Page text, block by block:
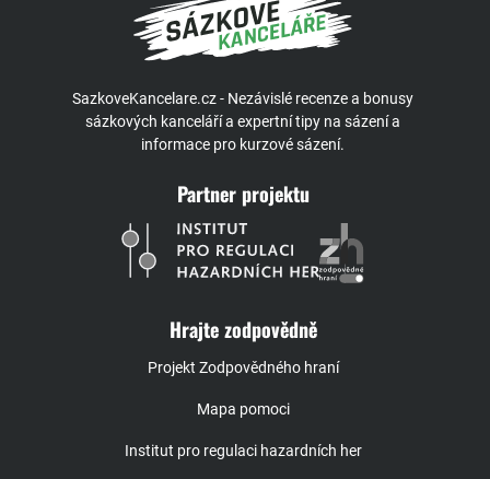
SazkoveKancelare.cz - Nezávislé recenze a bonusy
sázkových kanceláří a expertní tipy na sázení a
informace pro kurzové sázení.
Partner projektu
Hrajte zodpovědně
Projekt Zodpovědného hraní
Mapa pomoci
Institut pro regulaci hazardních her